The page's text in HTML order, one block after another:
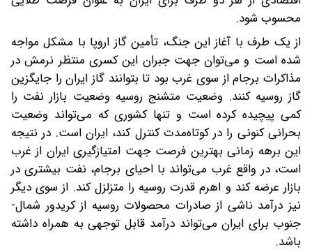
محسوب شود.
از یک طرف با آغاز این جنگ، تأمین گاز اروپا با مشکل مواجه
شده است و می‌توان جهت جبران این کسری منتظر نرمش در
مذاکرات برجام از سوی غرب بود تا بتوانند گاز ایران را جایگزین
گاز روسیه کنند. وضعیت متشنج روسیه وضعیت بازار نفت را
کمی پیچیده کرده است و تنها کشوری که می‌تواند وضعیت
بحرانی کنونی را در کوتاه‌مدت کنترل کند، ایران است. در نتیجه
این برهه زمانی بهترین فرصت جهت امتیازگیری ایران از غرب
است، در واقع غرب می‌تواند با احیای برجام، نفت بیشتری در
بازار عرضه کند و اهرم قدرت روسیه را متزلزل کند. از سوی دیگر
نیز درآمد ناشی از صادرات محصولات روسیه از کریدور شمال-‌
جنوب برای ایران می‌تواند درآمد قابل توجهی به همراه داشته
باشد.